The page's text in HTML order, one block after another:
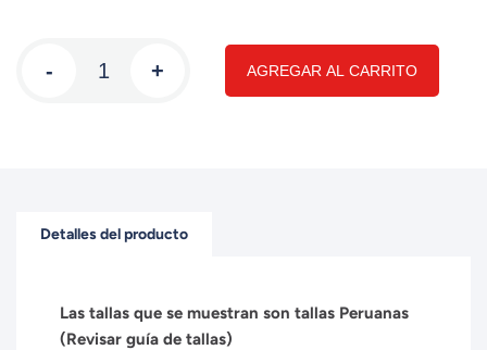
- + AGREGAR AL CARRITO
Detalles del producto
Las tallas que se muestran son tallas Peruanas
(Revisar guía de tallas)